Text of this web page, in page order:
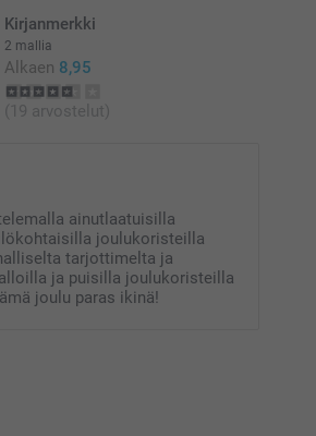
Kirjanmerkki
2 mallia
Alkaen 8,95
(19 arvostelut)
ainutlaatuisilla
joulukoristeilla
tarjottimelta ja
ja puisilla joulukoristeilla
joulu paras ikinä!